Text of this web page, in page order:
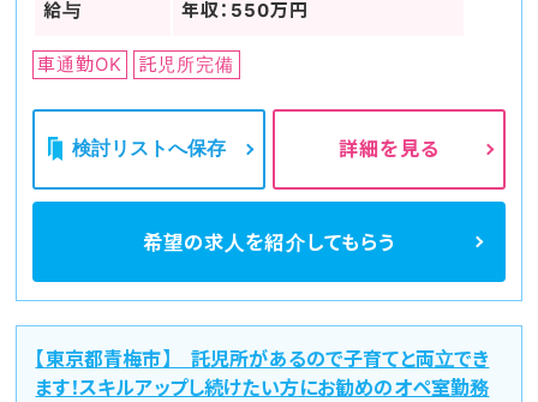
給与 年収：550万円
車通勤OK 託児所完備
検討リストへ保存 詳細を見る
希望の求人を紹介してもらう
【東京都青梅市】 託児所があるので子育てと両立でき
ます！スキルアップし続けたい方にお勧めのオペ室勤務